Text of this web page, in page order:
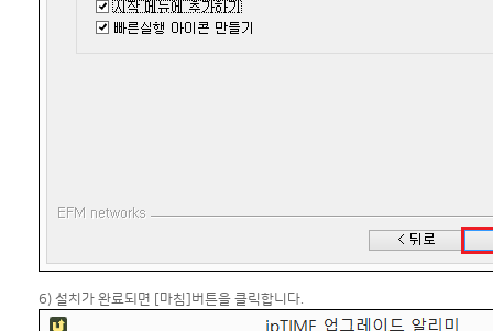
6) 설치가 완료되면 [마침]버튼을 클릭합니다.